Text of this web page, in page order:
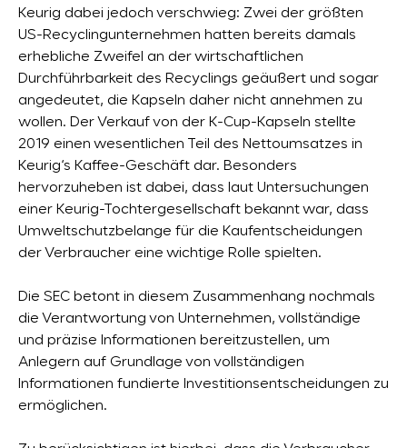
Keurig dabei jedoch verschwieg: Zwei der größten
US-Recyclingunternehmen hatten bereits damals
erhebliche Zweifel an der wirtschaftlichen
Durchführbarkeit des Recyclings geäußert und sogar
angedeutet, die Kapseln daher nicht annehmen zu
wollen. Der Verkauf von der K-Cup-Kapseln stellte
2019 einen wesentlichen Teil des Nettoumsatzes in
Keurig‘s Kaffee-Geschäft dar. Besonders
hervorzuheben ist dabei, dass laut Untersuchungen
einer Keurig-Tochtergesellschaft bekannt war, dass
Umweltschutzbelange für die Kaufentscheidungen
der Verbraucher eine wichtige Rolle spielten.
Die SEC betont in diesem Zusammenhang nochmals
die Verantwortung von Unternehmen, vollständige
und präzise Informationen bereitzustellen, um
Anlegern auf Grundlage von vollständigen
Informationen fundierte Investitionsentscheidungen zu
ermöglichen.